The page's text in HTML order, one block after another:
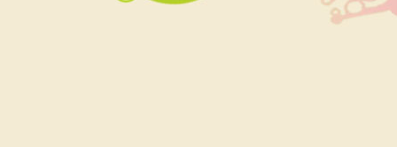
Siouplet
Qui consulter pour un bilan psychométrique ?